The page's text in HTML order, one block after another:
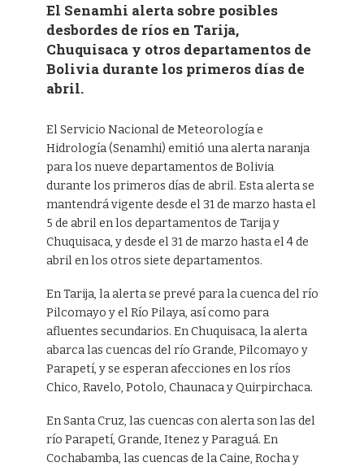
El Senamhi alerta sobre posibles
desbordes de ríos en Tarija,
Chuquisaca y otros departamentos de
Bolivia durante los primeros días de
abril.
El Servicio Nacional de Meteorología e
Hidrología (Senamhi) emitió una alerta naranja
para los nueve departamentos de Bolivia
durante los primeros días de abril. Esta alerta se
mantendrá vigente desde el 31 de marzo hasta el
5 de abril en los departamentos de Tarija y
Chuquisaca, y desde el 31 de marzo hasta el 4 de
abril en los otros siete departamentos.
En Tarija, la alerta se prevé para la cuenca del río
Pilcomayo y el Río Pilaya, así como para
afluentes secundarios. En Chuquisaca, la alerta
abarca las cuencas del río Grande, Pilcomayo y
Parapetí, y se esperan afecciones en los ríos
Chico, Ravelo, Potolo, Chaunaca y Quirpirchaca.
En Santa Cruz, las cuencas con alerta son las del
río Parapetí, Grande, Itenez y Paraguá. En
Cochabamba, las cuencas de la Caine, Rocha y